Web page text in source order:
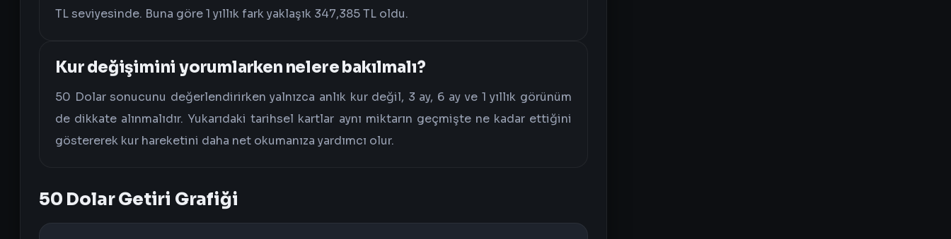
TL seviyesinde. Buna göre 1 yıllık fark yaklaşık 347,385 TL oldu.
Kur değişimini yorumlarken nelere bakılmalı?
50 Dolar sonucunu değerlendirirken yalnızca anlık kur değil, 3 ay, 6 ay ve 1 yıllık görünüm
de dikkate alınmalıdır. Yukarıdaki tarihsel kartlar aynı miktarın geçmişte ne kadar ettiğini
göstererek kur hareketini daha net okumanıza yardımcı olur.
50 Dolar Getiri Grafiği